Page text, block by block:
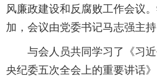
风廉政建设和反腐败工作会议
加，会议由党委书记马志强主持
与会人员共同学习了《习
央纪委五次全会上的重要讲话